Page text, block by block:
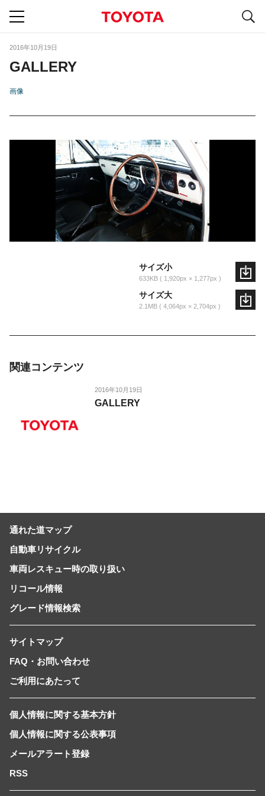
2016年10月19日
GALLERY
画像
サイズ小
633KB 1,920px × 1,277px
サイズ大
2.1MB 4,064px × 2,704px
関連コンテンツ
2016年10月19日
GALLERY
通れた道マップ
自動車リサイクル
車両レスキュー時の取り扱い
リコール情報
グレード情報検索
サイトマップ
FAQ・お問い合わせ
ご利用にあたって
個人情報に関する基本方針
個人情報に関する公表事項
メールアラート登録
RSS